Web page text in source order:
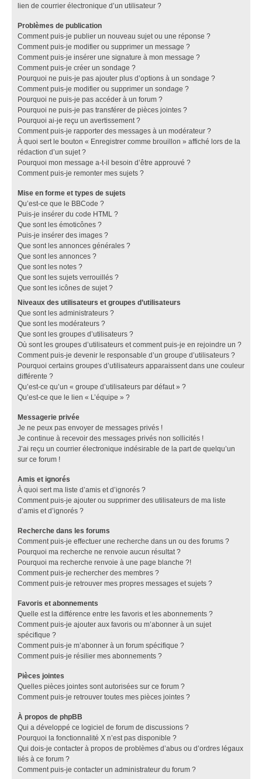
lien de courrier électronique d’un utilisateur ?
Problèmes de publication
Comment puis-je publier un nouveau sujet ou une réponse ?
Comment puis-je modifier ou supprimer un message ?
Comment puis-je insérer une signature à mon message ?
Comment puis-je créer un sondage ?
Pourquoi ne puis-je pas ajouter plus d’options à un sondage ?
Comment puis-je modifier ou supprimer un sondage ?
Pourquoi ne puis-je pas accéder à un forum ?
Pourquoi ne puis-je pas transférer de pièces jointes ?
Pourquoi ai-je reçu un avertissement ?
Comment puis-je rapporter des messages à un modérateur ?
À quoi sert le bouton « Enregistrer comme brouillon » affiché lors de la
rédaction d’un sujet ?
Pourquoi mon message a-t-il besoin d’être approuvé ?
Comment puis-je remonter mes sujets ?
Mise en forme et types de sujets
Qu’est-ce que le BBCode ?
Puis-je insérer du code HTML ?
Que sont les émoticônes ?
Puis-je insérer des images ?
Que sont les annonces générales ?
Que sont les annonces ?
Que sont les notes ?
Que sont les sujets verrouillés ?
Que sont les icônes de sujet ?
Niveaux des utilisateurs et groupes d’utilisateurs
Que sont les administrateurs ?
Que sont les modérateurs ?
Que sont les groupes d’utilisateurs ?
Où sont les groupes d’utilisateurs et comment puis-je en rejoindre un ?
Comment puis-je devenir le responsable d’un groupe d’utilisateurs ?
Pourquoi certains groupes d’utilisateurs apparaissent dans une couleur
différente ?
Qu’est-ce qu’un « groupe d’utilisateurs par défaut » ?
Qu’est-ce que le lien « L’équipe » ?
Messagerie privée
Je ne peux pas envoyer de messages privés !
Je continue à recevoir des messages privés non sollicités !
J’ai reçu un courrier électronique indésirable de la part de quelqu’un
sur ce forum !
Amis et ignorés
À quoi sert ma liste d’amis et d’ignorés ?
Comment puis-je ajouter ou supprimer des utilisateurs de ma liste
d’amis et d’ignorés ?
Recherche dans les forums
Comment puis-je effectuer une recherche dans un ou des forums ?
Pourquoi ma recherche ne renvoie aucun résultat ?
Pourquoi ma recherche renvoie à une page blanche ?!
Comment puis-je rechercher des membres ?
Comment puis-je retrouver mes propres messages et sujets ?
Favoris et abonnements
Quelle est la différence entre les favoris et les abonnements ?
Comment puis-je ajouter aux favoris ou m’abonner à un sujet
spécifique ?
Comment puis-je m’abonner à un forum spécifique ?
Comment puis-je résilier mes abonnements ?
Pièces jointes
Quelles pièces jointes sont autorisées sur ce forum ?
Comment puis-je retrouver toutes mes pièces jointes ?
À propos de phpBB
Qui a développé ce logiciel de forum de discussions ?
Pourquoi la fonctionnalité X n’est pas disponible ?
Qui dois-je contacter à propos de problèmes d’abus ou d’ordres légaux
liés à ce forum ?
Comment puis-je contacter un administrateur du forum ?